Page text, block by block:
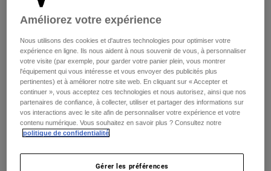
Guards & Protection
Gloves
Jackets & Hydration Vests
Pads & Protection
Jackets
Gloves
Shorts
Swim
Tout acheter
Womens
Hats
Shirts
Women's Moto Holiday Bundle
non.MB-F25-005
Price reduced from
294,85 C$to232,91 C$
Améliorez votre expérience
Nous utilisons des cookies et d'autres technologies pour optimiser votre
expérience en ligne. Ils nous aident à nous souvenir de vous, à personnaliser
votre visite (par exemple, pour garder votre panier plein, vous montrer
l'équipement qui vous intéresse et vous envoyer des publicités plus
pertinentes) et à améliorer notre site web. En cliquant sur « Accepter et
continuer », vous acceptez ces technologies et nous autorisez, ainsi que nos
partenaires de confiance, à collecter, utiliser et partager des informations sur
vos interactions avec le site afin de personnaliser votre expérience et votre
contenu numérique. Vous souhaitez en savoir plus ? Consultez notre
politique de confidentialité
Gérer les préférences